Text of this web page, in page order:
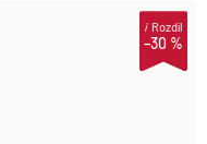
–30 %
iRozdíl